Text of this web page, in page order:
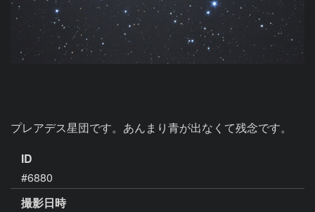
プレアデス星団です。あんまり青が出なくて残念です。
ID
#6880
撮影日時